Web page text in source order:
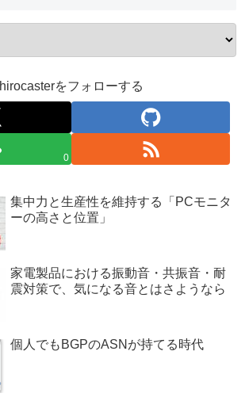
hirocasterをフォローする
0
集中力と生産性を維持する「PCモニタ
ーの高さと位置」
家電製品における振動音・共振音・耐
震対策で、気になる音とはさようなら
個人でもBGPのASNが持てる時代